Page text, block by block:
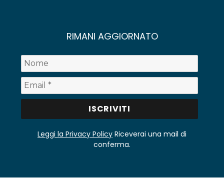
RIMANI AGGIORNATO
Leggi la Privacy Policy Riceverai una mail di
conferma.